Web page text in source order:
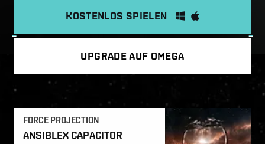
KOSTENLOS SPIELEN
UPGRADE AUF OMEGA
FORCE PROJECTION
ANSIBLEX CAPACITOR